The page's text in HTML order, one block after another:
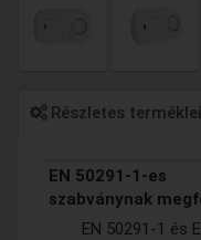
Részletes
EN 50291-1-es
szabványnak
EN 50291-1 és